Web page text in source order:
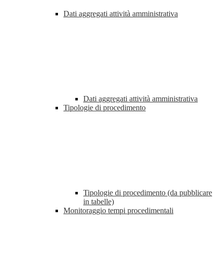
Dati aggregati attività amministrativa
Dati aggregati attività amministrativa
Tipologie di procedimento
Tipologie di procedimento (da pubblicare
in tabelle)
Monitoraggio tempi procedimentali